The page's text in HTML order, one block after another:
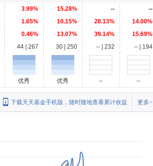
3.99% 15.28% --
--
1.65% 10.15% 28.13%
14.00%
0.46% 13.07% 39.14%
15.69%
44 | 267 30 | 250 -- | 232 -- | 194
优秀 优秀 -- --
更多>
下载天天基金手机版，随时随地查看累计收益